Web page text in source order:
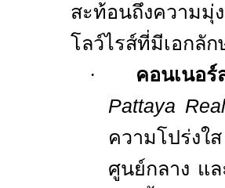
สะท้อนถึงความมุ่
โลว์ไรส์ที่มีเอกลั
·
คอนเนอร์
Pattaya
ความโปร่ง
ศูนย์กลาง แ